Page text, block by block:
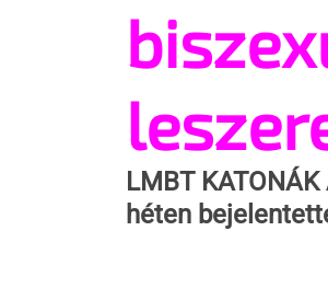
LMBT KATONÁK
héten